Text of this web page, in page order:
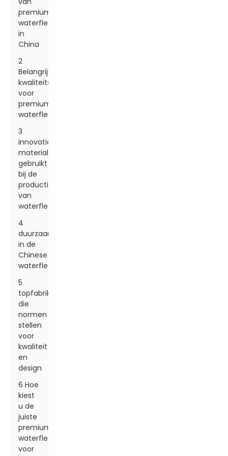
premium
waterflessen
in
China
2
Belangrijke
kwaliteitscontrolemaatregelen
voor
premium
waterflessen
3
innovatieve
materialen
gebruikt
bij de
productie
van
waterflessen
4
duurzaamheidspraktijken
in de
Chinese
waterflessenindustrie
5
topfabrikanten
die
normen
stellen
voor
kwaliteit
en
design
6 Hoe
kiest
u de
juiste
premium
waterfles
voor